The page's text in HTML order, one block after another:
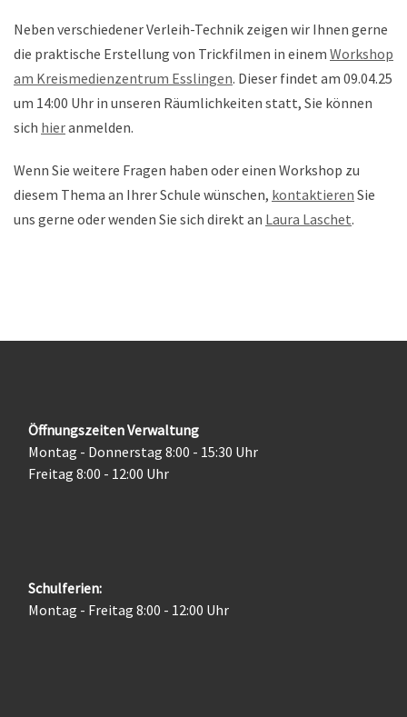
Neben verschiedener Verleih-Technik zeigen wir Ihnen gerne
die praktische Erstellung von Trickfilmen in einem Workshop
am Kreismedienzentrum Esslingen. Dieser findet am 09.04.25
um 14:00 Uhr in unseren Räumlichkeiten statt, Sie können
sich hieranmelden.
Wenn Sie weitere Fragen haben oder einen Workshop zu
diesem Thema an Ihrer Schule wünschen, kontaktieren Sie
uns gerne oder wenden Sie sich direkt an Laura Laschet.
Öffnungszeiten Verwaltung
Montag - Donnerstag 8:00 - 15:30 Uhr
Freitag 8:00 - 12:00 Uhr
Schulferien:
Montag - Freitag 8:00 - 12:00 Uhr